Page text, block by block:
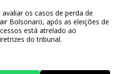
os casos de perda de
Bolsonaro, após as eleições de
está atrelado ao
do tribunal.